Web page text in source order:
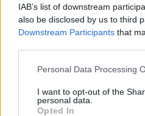
IAB’s list of downstream
also be disclosed by us to third
Downstream Participants that
Personal Data Processing
I want to opt-out of the
personal data.
Opted In
μειώνονται.
«[Αυτή η μελέτη] αποτελεί
σε άτομα που δεν
Δρ. SekKathiresan,
Lilly Co. και διευθύνων